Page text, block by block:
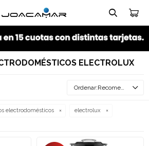
ELECTROLUX
Recomendados
electrodomésticos electrolux